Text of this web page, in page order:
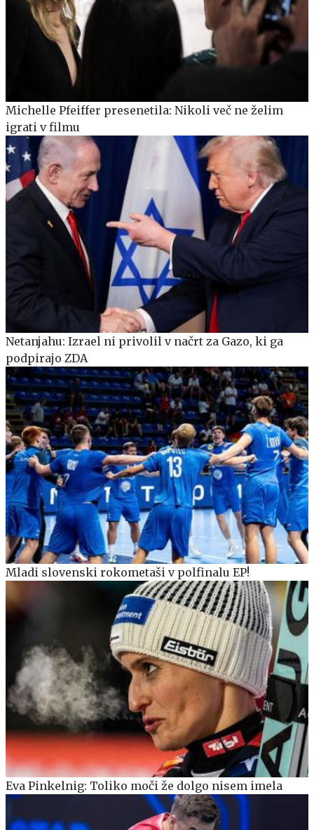
Michelle Pfeiffer presenetila: Nikoli več ne želim
igrati v filmu
Netanjahu: Izrael ni privolil v načrt za Gazo, ki ga
podpirajo ZDA
Mladi slovenski rokometaši v polfinalu EP!
Eva Pinkelnig: Toliko moči že dolgo nisem imela